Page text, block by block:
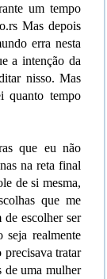
um tempo
Mas depois
erra nesta
a intenção da
nisso. Mas
quanto tempo
que eu não
na reta final
de si mesma,
que me
escolher ser
seja realmente
precisava tratar
de uma mulher